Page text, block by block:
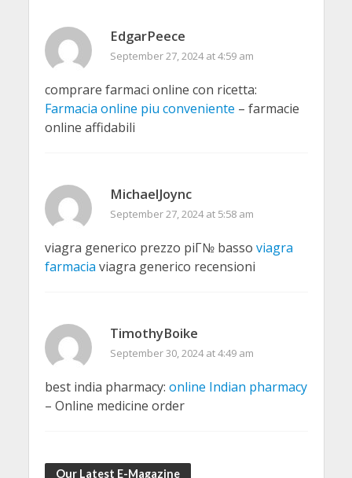
EdgarPeece
September 27, 2024 at 4:59 am
comprare farmaci online con ricetta:
Farmacia online piu conveniente – farmacie
online affidabili
MichaelJoync
September 27, 2024 at 5:58 am
viagra generico prezzo piГ№ basso viagra
farmacia viagra generico recensioni
TimothyBoike
September 30, 2024 at 4:49 am
best india pharmacy: online Indian pharmacy
– Online medicine order
Our Latest E-Magazine